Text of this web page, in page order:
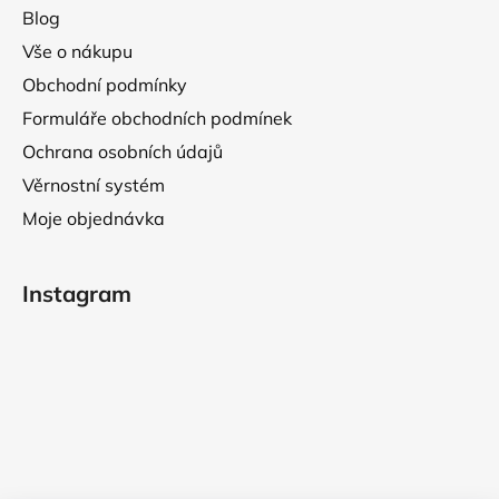
Blog
Vše o nákupu
Obchodní podmínky
Formuláře obchodních podmínek
Ochrana osobních údajů
Věrnostní systém
Moje objednávka
Instagram